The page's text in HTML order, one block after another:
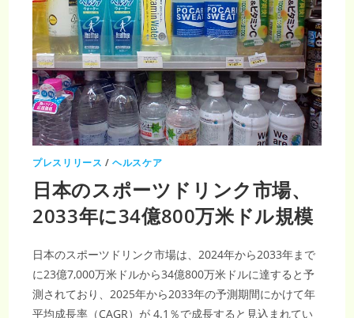
ン
ク
需
要
拡
大
で
894
億
8,000
万
米
ド
ル
CAGR
記
録
し、
2033
年
4.47%
億
米
ド
ル
へ
急
プレスリリース /ヘルスケア
日本のスポーツドリンク市場、
2033年に34億800万米ドル規模
日本のスポーツドリンク市場は、2024年から2033年まで
に23億7,000万米ドルから34億800万米ドルに達すると予
測されており、2025年から2033年の予測期間にかけて年
平均成長率（CAGR）が 4.1％で成長すると見込まれてい